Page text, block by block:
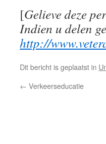
[Gelieve deze
Indien u delen
http://
Dit bericht is geplaatst in
← Verkeerseducatie